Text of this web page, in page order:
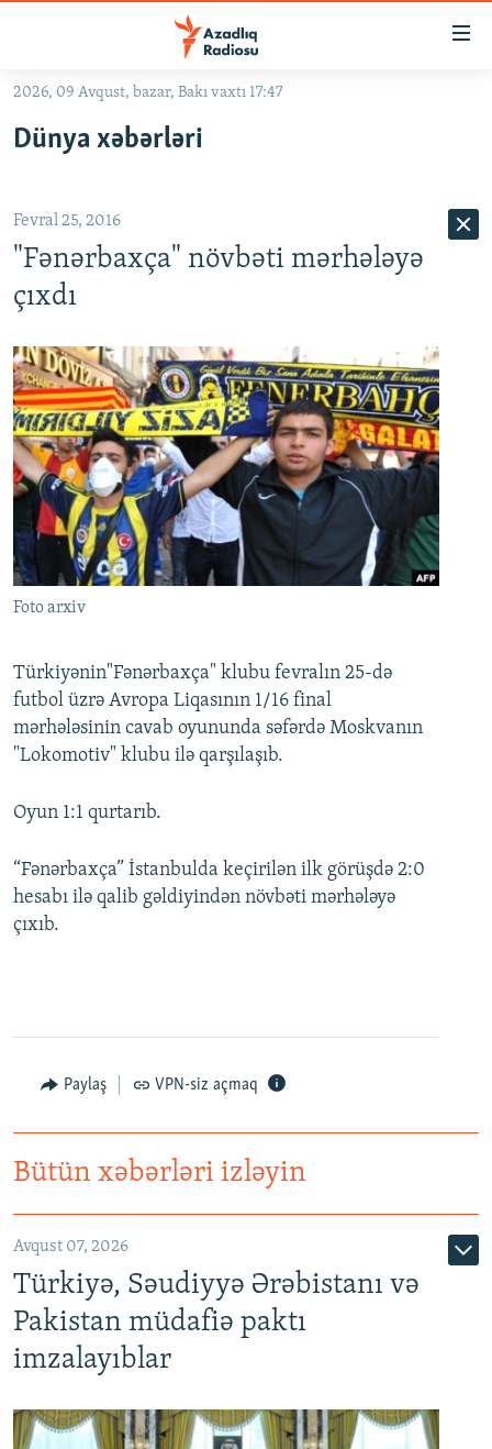
Əsas
qayıt
qayıt
Axtarışa
#İZAHLA
QANUNI DOĞRU
ARAŞDIRMA
MULTIMEDIA
VIDEO
FOTOQALEREYA
İNFOQRAFIKA
KARIKATURA
RADIO ARXIV
OXU ZALI
AZƏRBAYCAN ƏDƏBIYYATI KITABXANASI
İSLAM VƏ DEMOKRATIYA
HAQQIMIZDA
MISSIYAMIZ
PEŞƏ ETIKASI VƏ JURNALISTIKA STANDARTLARIMIZ
BIZIMLƏ ƏLAQƏ
XƏBƏR BÜLLETENLƏRIMIZ
BIZI IZLƏ
2026, 09 Avqust, bazar, Bakı vaxtı 17:47
Dünya xəbərləri
Fevral 25, 2016
"Fənərbaxça" növbəti mərhələyə
çıxdı
Foto arxiv
Türkiyənin"Fənərbaxça" klubu fevralın 25-də
futbol üzrə Avropa Liqasının 1/16 final
mərhələsinin cavab oyununda səfərdə Moskvanın
"Lokomotiv" klubu ilə qarşılaşıb.
Oyun 1:1 qurtarıb.
“Fənərbaxça” İstanbulda keçirilən ilk görüşdə 2:0
hesabı ilə qalib gəldiyindən növbəti mərhələyə
çıxıb.
Paylaş VPN-siz açmaq
Bütün xəbərləri izləyin
Avqust 07, 2026
Türkiyə, Səudiyyə Ərəbistanı və
Pakistan müdafiə paktı
imzalayıblar